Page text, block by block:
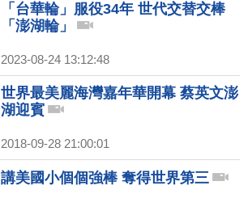
「台華輪」服役34年 世代交替交棒
「澎湖輪」
2023-08-24 13:12:48
世界最美麗海灣嘉年華開幕 蔡英文澎
湖迎賓
2018-09-28 21:00:01
講美國小個個強棒 奪得世界第三